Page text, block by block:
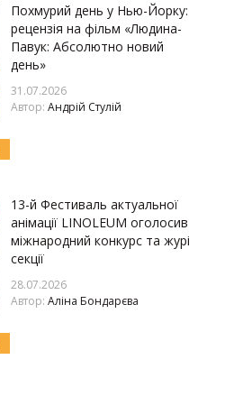
Похмурий день у Нью-Йорку:
рецензія на фільм «Людина-
Павук: Абсолютно новий
день»
31.07.2026
Автор: Андрій Стулій
13-й Фестиваль актуальної
анімації LINOLEUM оголосив
міжнародний конкурс та журі
секції
28.07.2026
Автор: Аліна Бондарєва